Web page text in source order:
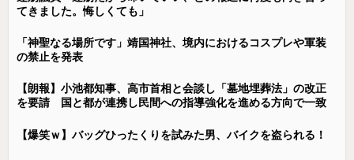
てきました。悔しくても」
「神聖なる場所です」靖国神社、境内におけるコスプレや軍装
の禁止を発表
【朗報】小池都知事、高市首相と会談し「墓地埋葬法」の改正
を要請 国と都が連携し民間への指導強化を進める方向で一致
【爆笑ｗ】バッグひったくりを試みた男、バイクを盗られる！